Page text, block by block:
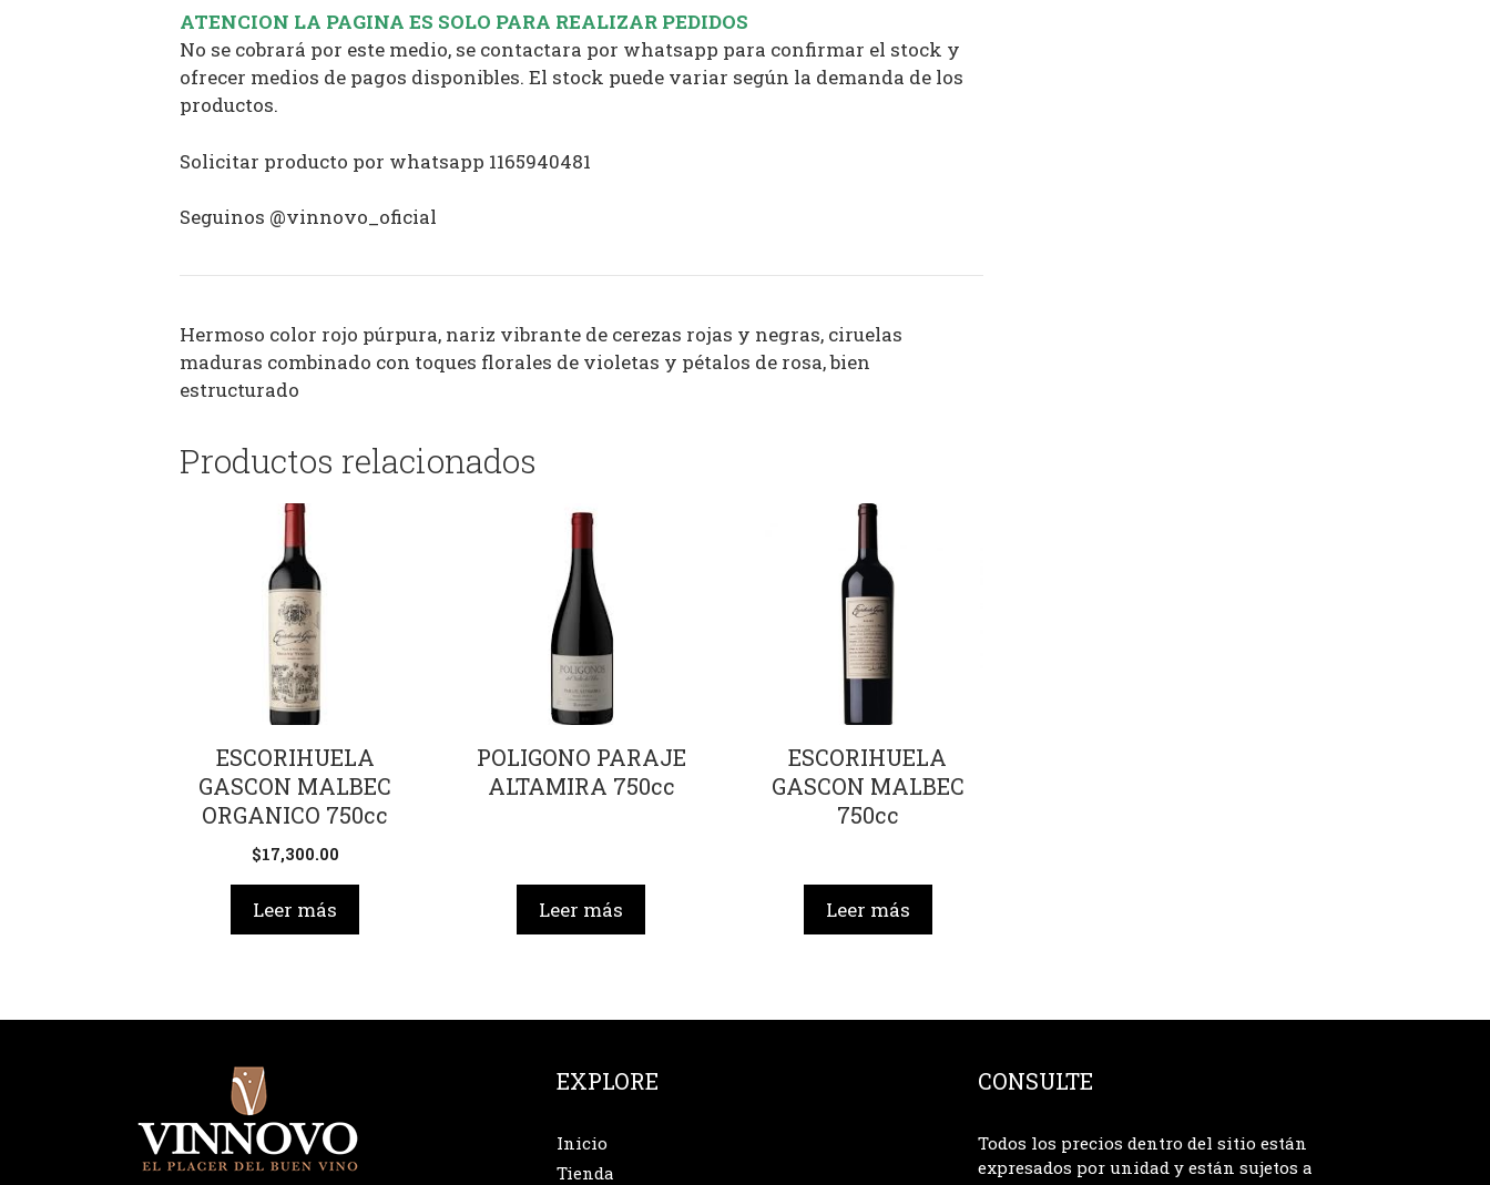
ATENCION LA PAGINA ES SOLO PARA REALIZAR PEDIDOS
No se cobrará por este medio, se contactara por whatsapp para confirmar el stock y
ofrecer medios de pagos disponibles. El stock puede variar según la demanda de los
productos.
Solicitar producto por whatsapp 1165940481
Seguinos @vinnovo_oficial
Hermoso color rojo púrpura, nariz vibrante de cerezas rojas y negras, ciruelas
maduras combinado con toques florales de violetas y pétalos de rosa, bien
estructurado
Productos relacionados
ESCORIHUELA
GASCON MALBEC
ORGANICO 750cc
$17,300.00
Leer más
POLIGONO PARAJE
ALTAMIRA 750cc
Leer más
ESCORIHUELA
GASCON MALBEC
750cc
Leer más
EXPLORE
Inicio
Tienda
CONSULTE
Todos los precios dentro del sitio están
expresados por unidad y están sujetos a